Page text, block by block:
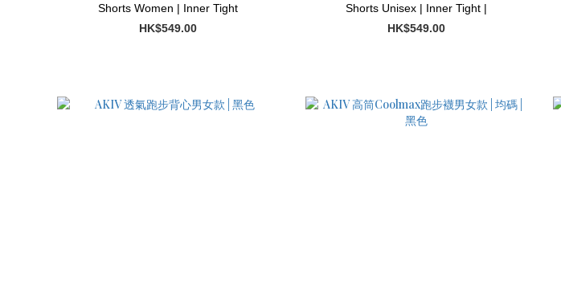
Shorts Women | Inner Tight
HK$549.00
Shorts Unisex | Inner Tight |
HK$549.00